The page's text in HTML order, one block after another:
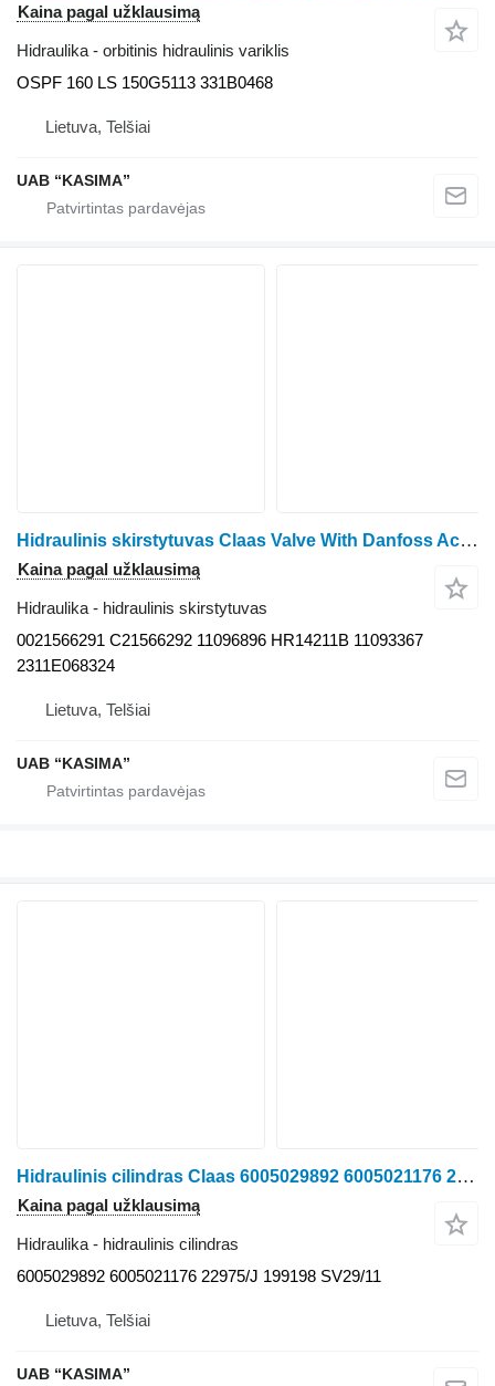
Kaina pagal užklausimą
Hidraulika - orbitinis hidraulinis variklis
OSPF 160 LS 150G5113 331B0468
Lietuva, Telšiai
UAB “KASIMA”
Hidraulinis skirstytuvas Claas Valve With Danfoss Actuator 0021566291 C21566292 11096896 HR14211B 11093367 2311E068324 ratinio traktoriaus Claas Arion 530
Kaina pagal užklausimą
Hidraulika - hidraulinis skirstytuvas
0021566291 C21566292 11096896 HR14211B 11093367
2311E068324
Lietuva, Telšiai
UAB “KASIMA”
Hidraulinis cilindras Claas 6005029892 6005021176 22975/J 199198 SV29/11 ratinio traktoriaus Claas Arion 530
Kaina pagal užklausimą
Hidraulika - hidraulinis cilindras
6005029892 6005021176 22975/J 199198 SV29/11
Lietuva, Telšiai
UAB “KASIMA”